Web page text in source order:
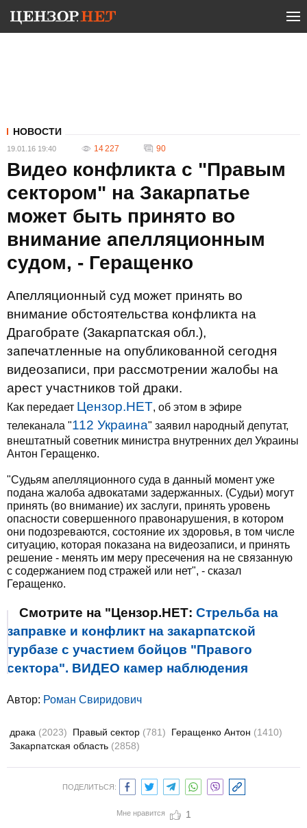
НОВОСТИ
19.01.16 19:40 14 227 90
Видео конфликта с "Правым
сектором" на Закарпатье
может быть принято во
внимание апелляционным
судом, - Геращенко
Апелляционный суд может принять во
внимание обстоятельства конфликта на
Драгобрате (Закарпатская обл.),
запечатленные на опубликованной сегодня
видеозаписи, при рассмотрении жалобы на
арест участников той драки.
Как передает Цензор.НЕТ, об этом в эфире
телеканала "112 Украина" заявил народный депутат,
внештатный советник министра внутренних дел Украины
Антон Геращенко.
"Судьям апелляционного суда в данный момент уже
подана жалоба адвокатами задержанных. (Судьи) могут
принять (во внимание) их заслуги, принять уровень
опасности совершенного правонарушения, в котором
они подозреваются, состояние их здоровья, в том числе
ситуацию, которая показана на видеозаписи, и принять
решение - менять им меру пресечения на не связанную
с содержанием под стражей или нет", - сказал
Геращенко.
Смотрите на "Цензор.НЕТ: Стрельба на
заправке и конфликт на закарпатской
турбазе с участием бойцов "Правого
сектора". ВИДЕО камер наблюдения
Автор: Роман Свиридович
драка (2023) Правый сектор (781) Геращенко Антон (1410)
Закарпатская область (2858)
ПОДЕЛИТЬСЯ:
Мне нравится 1